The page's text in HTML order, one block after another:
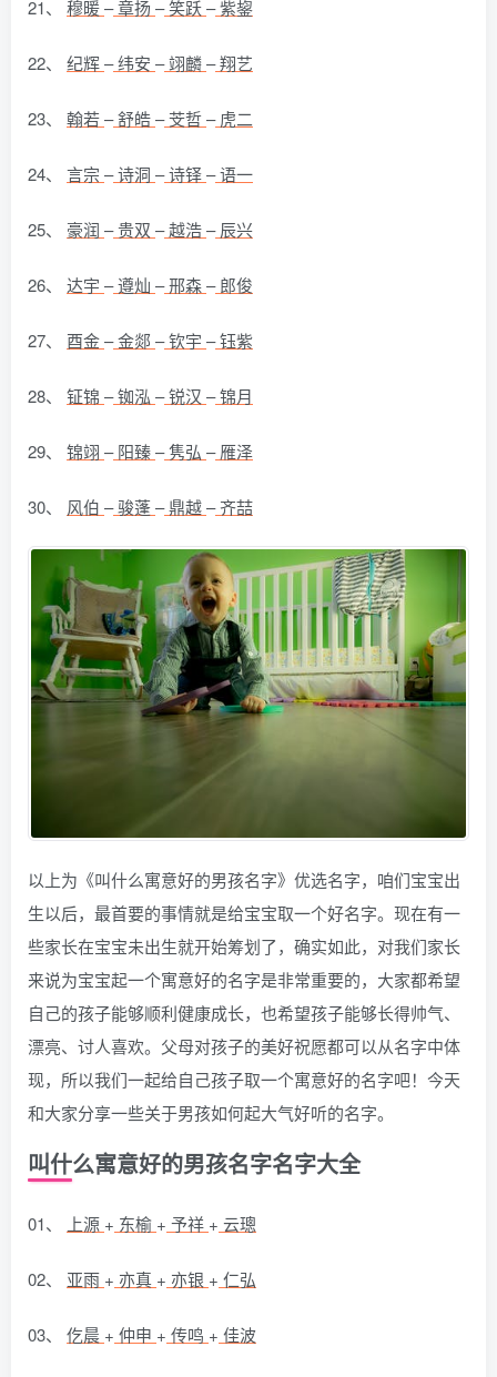
21、 穆暖–章扬 –笑跃–紫鋆
22、 纪辉–纬安 –翊麟–翔艺
23、 翰若–舒皓–芠哲–虎二
24、 言宗 –诗洞 –诗铎–语一
25、 豪润 –贵双 –越浩–辰兴
26、 达宇 –遵灿 –邢森–郎俊
27、 酉金–金郯 –钦宇 –钰紫
28、 钲锦 –铷泓 –锐汉 –锦月
29、 锦翊 –阳臻–隽弘 –雁泽
30、 风伯 –骏蓬–鼎越–齐喆
以上为《叫什么寓意好的男孩名字》优选名字，咱们宝宝出
生以后，最首要的事情就是给宝宝取一个好名字。现在有一
些家长在宝宝未出生就开始筹划了，确实如此，对我们家长
来说为宝宝起一个寓意好的名字是非常重要的，大家都希望
自己的孩子能够顺利健康成长，也希望孩子能够长得帅气、
漂亮、讨人喜欢。父母对孩子的美好祝愿都可以从名字中体
现，所以我们一起给自己孩子取一个寓意好的名字吧！今天
和大家分享一些关于男孩如何起大气好听的名字。
叫什么寓意好的男孩名字名字大全
01、 上源 + 东榆 + 予祥 + 云璁
02、 亚雨 + 亦真 + 亦银 + 仁弘
03、 仡晨 + 仲申 + 传鸣 + 佳波